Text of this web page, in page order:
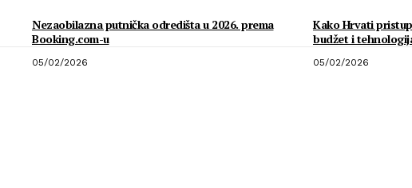
Nezaobilazna putnička odredišta u 2026. prema
Booking.com-u
05/02/2026
Kako Hrvati
budžet i
05/02/2026